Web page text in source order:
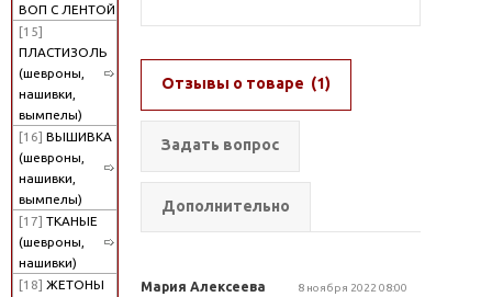
ВОП С ЛЕНТОЙ
[15]
ПЛАСТИЗОЛЬ
(шевроны,
нашивки,
вымпелы)
[16] ВЫШИВКА
(шевроны,
нашивки,
вымпелы)
[17] ТКАНЫЕ
(шевроны,
нашивки)
[18] ЖЕТОНЫ
Отзывы о товаре (1)
Задать вопрос
Дополнительно
Мария Алексеева 8 ноября 2022 08:00